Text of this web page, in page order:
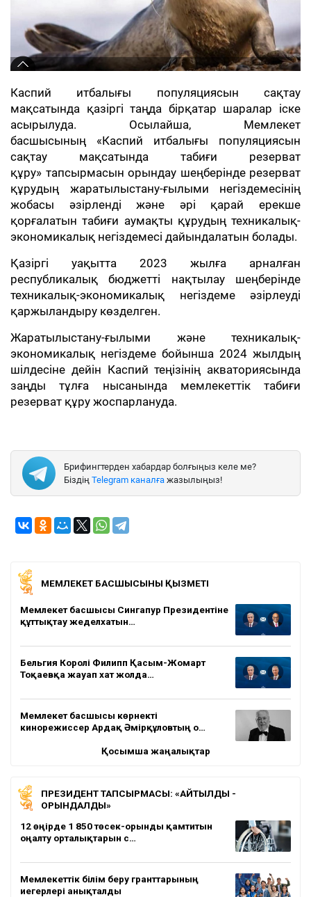
Каспий итбалығы популяциясын сақтау
мақсатында қазіргі таңда бірқатар шаралар іске
асырылуда. Осылайша, Мемлекет
басшысының «Каспий итбалығы популяциясын
сақтау мақсатында табиғи резерват
құру» тапсырмасын орындау шеңберінде резерват
құрудың жаратылыстану-ғылыми негіздемесінің
жобасы әзірленді және әрі қарай ерекше
қорғалатын табиғи аумақты құрудың техникалық-
экономикалық негіздемесі дайындалатын болады.
Қазіргі уақытта 2023 жылға арналған
республикалық бюджетті нақтылау шеңберінде
техникалық-экономикалық негіздеме әзірлеуді
қаржыландыру көзделген.
Жаратылыстану-ғылыми және техникалық-
экономикалық негіздеме бойынша 2024 жылдың
шілдесіне дейін Каспий теңізінің акваториясында
заңды тұлға нысанында мемлекеттік табиғи
резерват құру жоспарлануда.
Брифингтерден хабардар болғыңыз келе ме?
Біздің Telegram каналға жазылыңыз!
МЕМЛЕКЕТ БАСШЫСЫНЫҢ ҚЫЗМЕТІ
Мемлекет басшысы Сингапур Президентіне
құттықтау жеделхатын…
Бельгия Королі Филипп Қасым-Жомарт
Тоқаевқа жауап хат жолда…
Мемлекет басшысы көрнекті
кинорежиссер Ардақ Әмірқұловтың о…
Қосымша жаңалықтар
ПРЕЗИДЕНТ ТАПСЫРМАСЫ: «АЙТЫЛДЫ -
ОРЫНДАЛДЫ»
12 өңірде 1 850 төсек-орынды қамтитын
оңалту орталықтарын с…
Мемлекеттік білім беру гранттарының
иегерлері анықталды